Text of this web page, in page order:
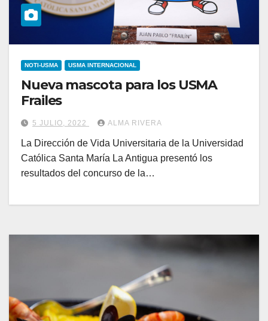
NOTI-USMA USMA INTERNACIONAL
Nueva mascota para los USMA
Frailes
5 JULIO, 2022 ALMA RIVERA
La Dirección de Vida Universitaria de la Universidad
Católica Santa María La Antigua presentó los
resultados del concurso de la…